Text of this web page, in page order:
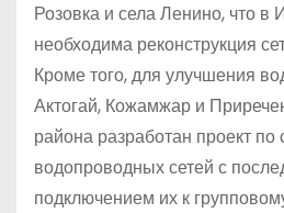
Розовка и села Ленино, что
необходима реконструкция
Кроме того, для улучшения
Актогай, Кожамжар и
района разработан проект по
водопроводных сетей с
подключением их к